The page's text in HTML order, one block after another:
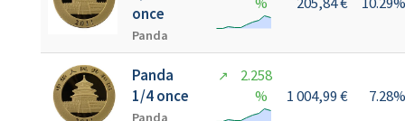
once
Panda
Panda
1/4 once
Panda
↗
2.258
%
1 004,99 € 7.28%